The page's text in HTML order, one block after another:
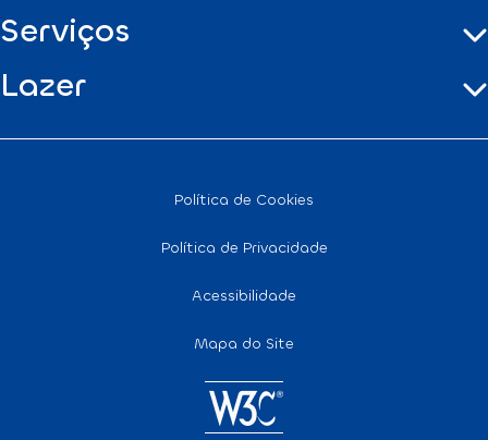
Serviços
Lazer
Política de Cookies
Política de Privacidade
Acessibilidade
Mapa do Site